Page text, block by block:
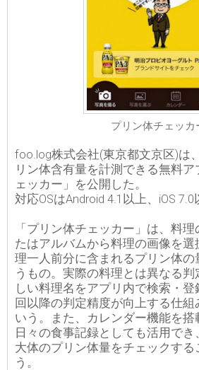
プリン体チェッカ
foo.log株式会社(東京都文京区)は
リン体含有量を計測できる無料
ェッカー」を公開した。
対応OSはAndroid 4.1以上、iOS 7.0
「プリン体チェッカー」は、料
たはアルバムから料理の画像を
理一人前分に含まれるプリン体の
うもの。実際の料理とは異なる
しい料理名をアプリ内で検索・
回以降の判定精度が向上する仕組
いう。また、カレンダー機能を搭
日々の食事記録としても活用で
大体のプリン体量をチェックする
う。